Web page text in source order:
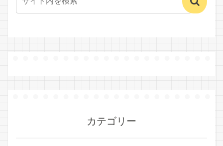
カテゴリー